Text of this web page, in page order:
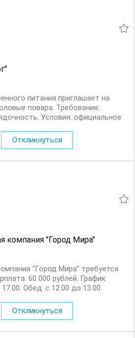
питания приглашает на
повара. Требования:
Условия: официальное
бесплатное питание....
Откликнуться
компания "Город Мира"
“Город Мира” требуется
60 000 рублей. График
Обед: с 12.00 до 13.00.
Откликнуться